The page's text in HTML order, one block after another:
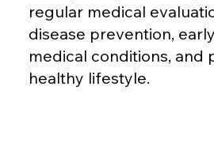
regular medical
disease prevention,
medical conditions, and
healthy lifestyle.